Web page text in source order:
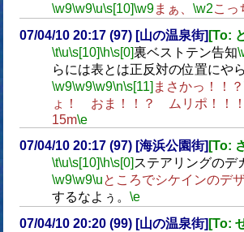
\w9\w9\u\s[10]\w9まぁ、 \w2こっ
07/04/10 20:17 (97) [山の温泉街] [To:
\t\u\s[10]\h\s[0]裏ベストテン告知
らには表とは正反対の位置にや
\w9\w9\w9\n\s[11] まさかっ！！？
ょ！ おま！！？ ムリポ！！！
15m\e
07/04/10 20:17 (97) [海浜公園街] [To:
\t\u\s[10]\h\s[0] ステアリングのデ
\w9\w9\uところでシケインのデ
するなよぅ。 \e
07/04/10 20:20 (99) [山の温泉街] [To: